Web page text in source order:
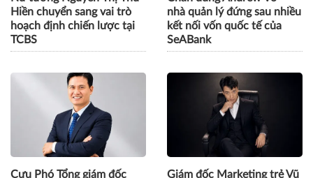
Nữ tướng Nguyễn Thị Thu
Hiền chuyển sang vai trò
hoạch định chiến lược tại
Chân dung Andrew Vo –
nhà quản lý đứng sau nhiều
kết nối vốn quốc tế của
SeABank